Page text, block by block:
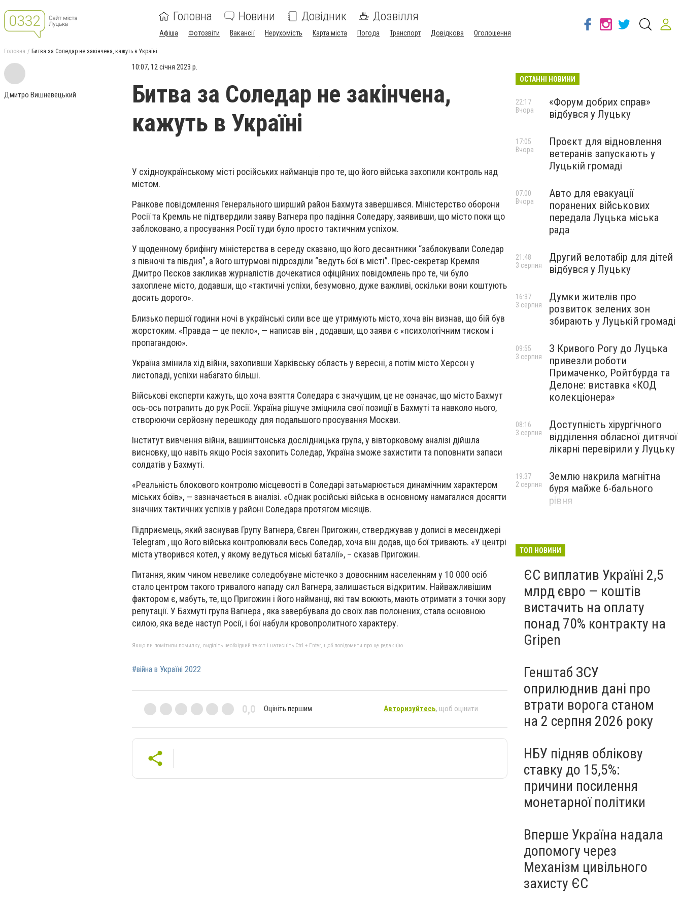
Головна Новини Довідник Дозвілля
Афіша Фотозвіти Вакансії Нерухомість Карта міста Погода Транспорт Довідкова Оголошення
Головна Битва за Соледар не закінчена, кажуть в Україні
Дмитро Вишневецький
10:07, 12 січня 2023 р.
Битва за Соледар не закінчена,
кажуть в Україні
У східноукраїнському місті російських найманців про те, що його війська захопили контроль над
містом.
Ранкове повідомлення Генерального ширший район Бахмута завершився. Міністерство оборони
Росії та Кремль не підтвердили заяву Вагнера про падіння Соледару, заявивши, що місто поки що
заблоковано, а просування Росії туди було просто тактичним успіхом.
У щоденному брифінгу міністерства в середу сказано, що його десантники “заблокували Соледар
з півночі та півдня”, а його штурмові підрозділи “ведуть бої в місті”. Прес-секретар Кремля
Дмитро Пєсков закликав журналістів дочекатися офіційних повідомлень про те, чи було
захоплене місто, додавши, що «тактичні успіхи, безумовно, дуже важливі, оскільки вони коштують
досить дорого».
Близько першої години ночі в українські сили все ще утримують місто, хоча він визнав, що бій був
жорстоким. «Правда — це пекло», — написав він , додавши, що заяви є «психологічним тиском і
пропагандою».
Україна змінила хід війни, захопивши Харківську область у вересні, а потім місто Херсон у
листопаді, успіхи набагато більші.
Військові експерти кажуть, що хоча взяття Соледара є значущим, це не означає, що місто Бахмут
ось-ось потрапить до рук Росії. Україна рішуче зміцнила свої позиції в Бахмуті та навколо нього,
створюючи серйозну перешкоду для подальшого просування Москви.
Інститут вивчення війни, вашингтонська дослідницька група, у вівторковому аналізі дійшла
висновку, що навіть якщо Росія захопить Соледар, Україна зможе захистити та поповнити запаси
солдатів у Бахмуті.
«Реальність блокового контролю місцевості в Соледарі затьмарюється динамічним характером
міських боїв», — зазначається в аналізі. «Однак російські війська в основному намагалися досягти
значних тактичних успіхів у районі Соледара протягом місяців.
Підприємець, який заснував Групу Вагнера, Євген Пригожин, стверджував у дописі в месенджері
Telegram , що його війська контролювали весь Соледар, хоча він додав, що бої тривають. «У центрі
міста утворився котел, у якому ведуться міські баталії», – сказав Пригожин.
Питання, яким чином невелике соледобувне містечко з довоєнним населенням у 10 000 осіб
стало центром такого тривалого нападу сил Вагнера, залишається відкритим. Найважливішим
фактором є, мабуть, те, що Пригожин і його найманці, які там воюють, мають отримати з точки зору
репутації. У Бахмуті група Вагнера , яка завербувала до своїх лав полонених, стала основною
силою, яка веде наступ Росії, і бої набули кровопролитного характеру.
Якщо ви помітили помилку, виділіть необхідний текст і натисніть Ctrl + Enter, щоб повідомити про це редакцію
#війна в Україні 2022
0,0 Оцініть першим Авторизуйтесь, щоб оцінити
ОСТАННІ НОВИНИ
«Форум добрих справ»
відбувся у Луцьку
22:17
Вчора
Проєкт для відновлення
ветеранів запускають у
Луцькій громаді
17:05
Вчора
Авто для евакуації
поранених військових
передала Луцька міська
рада
07:00
Вчора
Другий велотабір для дітей
відбувся у Луцьку
21:48
3 серпня
Думки жителів про
розвиток зелених зон
збирають у Луцькій громаді
16:37
3 серпня
З Кривого Рогу до Луцька
привезли роботи
Примаченко, Ройтбурда та
Делоне: виставка «КОД
колекціонера»
09:55
3 серпня
Доступність хірургічного
відділення обласної дитячої
лікарні перевірили у Луцьку
08:16
3 серпня
Землю накрила магнітна
буря майже 6-бального
рівня
19:37
2 серпня
ТОП НОВИНИ
ЄС виплатив Україні 2,5
млрд євро — коштів
вистачить на оплату
понад 70% контракту на
Gripen
Генштаб ЗСУ
оприлюднив дані про
втрати ворога станом
на 2 серпня 2026 року
НБУ підняв облікову
ставку до 15,5%:
причини посилення
монетарної політики
Вперше Україна надала
допомогу через
Механізм цивільного
захисту ЄС